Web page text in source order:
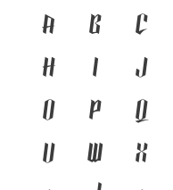
A B C
H
I J
O
P Q
V
W X